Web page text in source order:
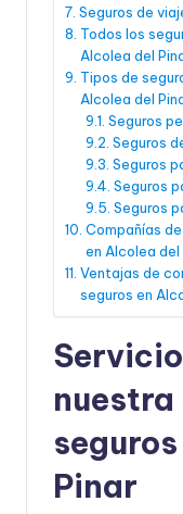
Seguros de
Todos los
Alcolea del
Tipos de
Alcolea del
Seguros
Seguros
Seguros
Seguros
Seguros
Compañías
en Alcolea del
Ventajas de
seguros en
Pinar